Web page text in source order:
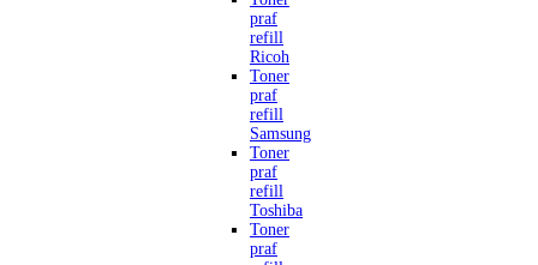
praf
refill
Ricoh
Toner
praf
refill
Samsung
Toner
praf
refill
Toshiba
Toner
praf